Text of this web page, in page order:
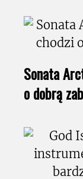
Sonata
o dobrą